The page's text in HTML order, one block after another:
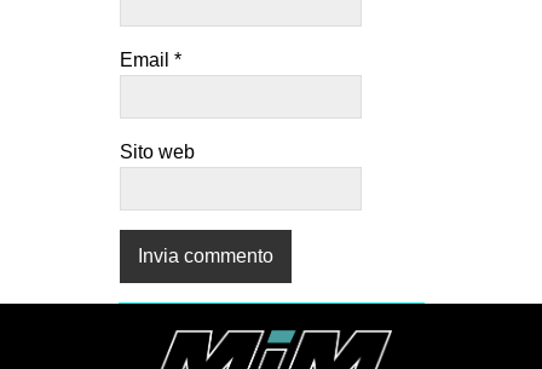
Email *
Sito web